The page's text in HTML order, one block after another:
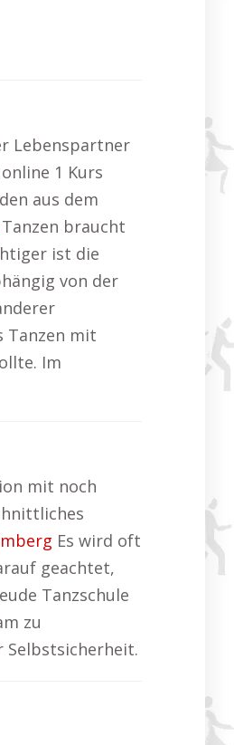
Lebenspartner
1 Kurs
aus dem
Tanzen braucht
ist die
von der
Tanzen mit
Im
mit noch
Es wird oft
geachtet,
Tanzschule
zu
Selbstsicherheit.